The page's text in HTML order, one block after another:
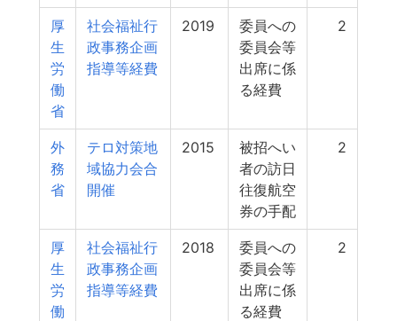
厚
生
労
働
省
社会福祉行
政事務企画
指導等経費
2019
委員への
委員会等
出席に係
る経費
2
外
務
省
テロ対策地
域協力会合
開催
2015
被招へい
者の訪日
往復航空
券の手配
2
厚
生
労
働
社会福祉行
政事務企画
指導等経費
2018
委員への
委員会等
出席に係
る経費
2